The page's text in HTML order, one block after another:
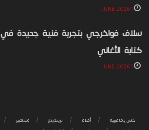
سلاف فواخرجي بتجربة فنية جديدة في
كتابة الأغاني
خاص ياما عربية أفلام تريندينغ مشاهير